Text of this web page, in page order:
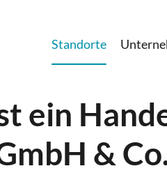
Standorte
ein
&